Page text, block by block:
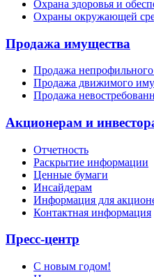
Охрана здоровья и
Охраны окружающей
Продажа имущества
Продажа
Продажа движимого
Продажа
Акционерам и
Отчетность
Раскрытие информации
Ценные бумаги
Инсайдерам
Информация для
Контактная информация
Пресс-центр
С новым годом!